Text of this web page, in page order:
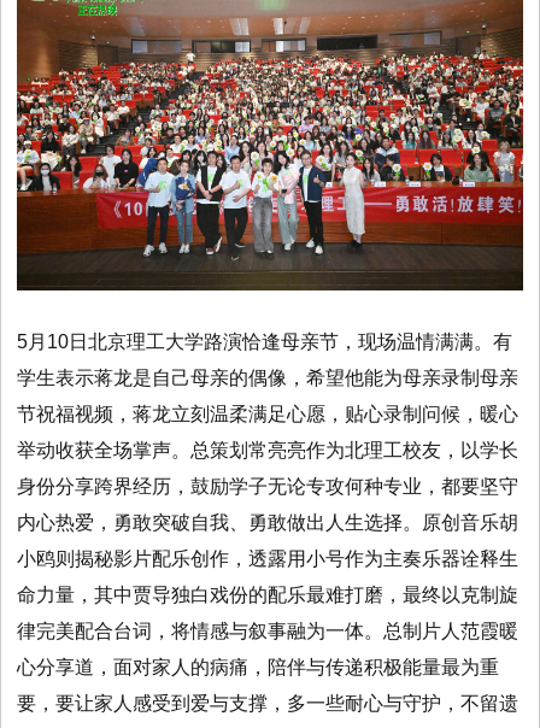
5月10日北京理工大学路演恰逢母亲节，现场温情满满。有
学生表示蒋龙是自己母亲的偶像，希望他能为母亲录制母亲
节祝福视频，蒋龙立刻温柔满足心愿，贴心录制问候，暖心
举动收获全场掌声。总策划常亮亮作为北理工校友，以学长
身份分享跨界经历，鼓励学子无论专攻何种专业，都要坚守
内心热爱，勇敢突破自我、勇敢做出人生选择。原创音乐胡
小鸥则揭秘影片配乐创作，透露用小号作为主奏乐器诠释生
命力量，其中贾导独白戏份的配乐最难打磨，最终以克制旋
律完美配合台词，将情感与叙事融为一体。总制片人范霞暖
心分享道，面对家人的病痛，陪伴与传递积极能量最为重
要，要让家人感受到爱与支撑，多一些耐心与守护，不留遗